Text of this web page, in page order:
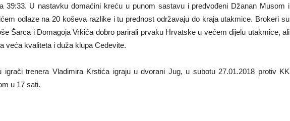
39:33. U nastavku domaćini kreću u punom sastavu i predvođeni Džanan Musom i
odlaze na 20 koševa razlike i tu prednost održavaju do kraja utakmice. Brokeri su
Šarca i Domagoja Vrkića dobro parirali prvaku Hrvatske u većem dijelu utakmice, ali
veća kvaliteta i duža klupa Cedevite.
igrači trenera Vladimira Krstića igraju u dvorani Jug, u subotu 27.01.2018 protiv KK
u 17 sati.